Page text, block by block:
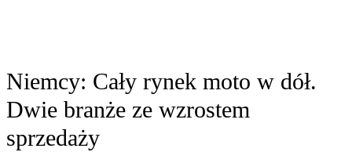
Niemcy: Cały rynek moto w dół.
Dwie branże ze wzrostem
sprzedaży